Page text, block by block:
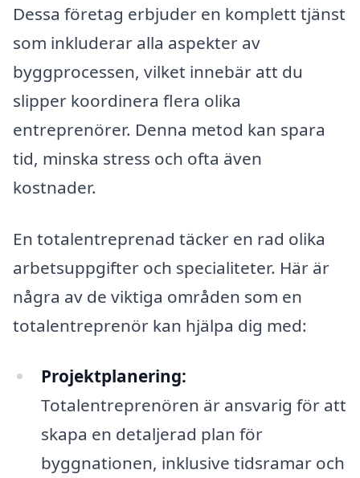
Dessa företag erbjuder en komplett tjänst
som inkluderar alla aspekter av
byggprocessen, vilket innebär att du
slipper koordinera flera olika
entreprenörer. Denna metod kan spara
tid, minska stress och ofta även
kostnader.
En totalentreprenad täcker en rad olika
arbetsuppgifter och specialiteter. Här är
några av de viktiga områden som en
totalentreprenör kan hjälpa dig med:
Projektplanering:
Totalentreprenören är ansvarig för att
skapa en detaljerad plan för
byggnationen, inklusive tidsramar och